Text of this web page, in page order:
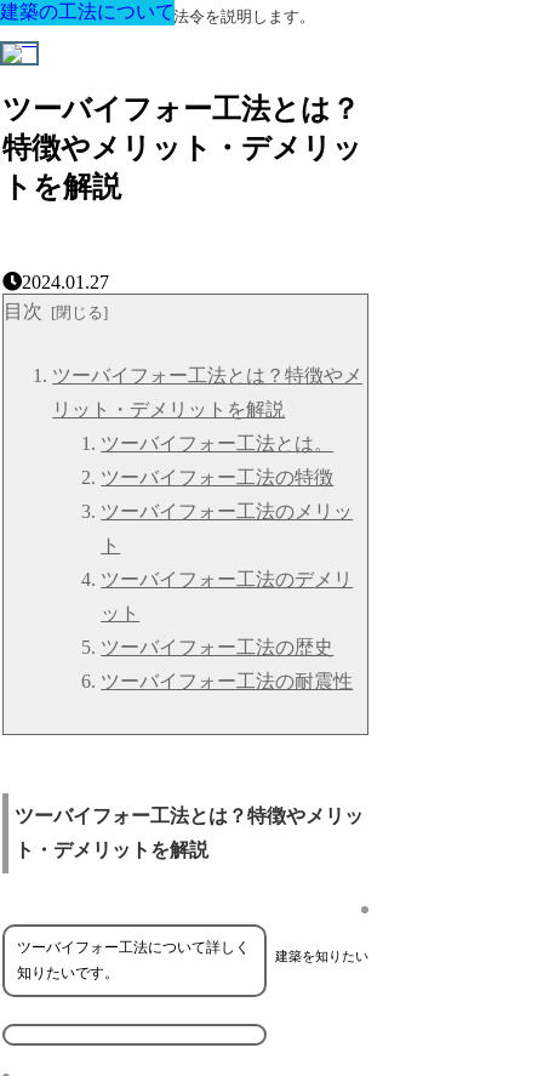
建築に関する用語と関連法令を説明します。
ツーバイフォー工法とは？
特徴やメリット・デメリッ
トを解説
建築の工法について
2024.01.27
目次
ツーバイフォー工法とは？特徴やメ
リット・デメリットを解説
ツーバイフォー工法とは。
ツーバイフォー工法の特徴
ツーバイフォー工法のメリッ
ト
ツーバイフォー工法のデメリ
ット
ツーバイフォー工法の歴史
ツーバイフォー工法の耐震性
ツーバイフォー工法とは？特徴やメリッ
ト・デメリットを解説
建築を知りたい
ツーバイフォー工法について詳しく
知りたいです。
建築の工法について
建築の工法について
建築の工法について
建築の工法について
建築の工法について
建築の工法について